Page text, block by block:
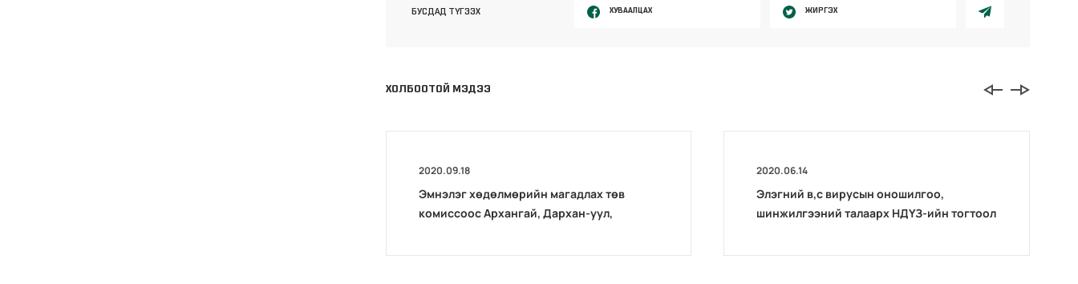
БУСДАД ТҮГЭЭХ ХУВААЛЦАХ ЖИРГЭХ
ХОЛБООТОЙ МЭДЭЭ
2020.09.18
Эмнэлэг хөдөлмөрийн магадлах төв
комиссоос Архангай, Дархан-уул,
2020.06.14
Элэгний в,с вирусын оношилгоо,
шинжилгээний талаарх НДҮЗ-ийн тогтоол